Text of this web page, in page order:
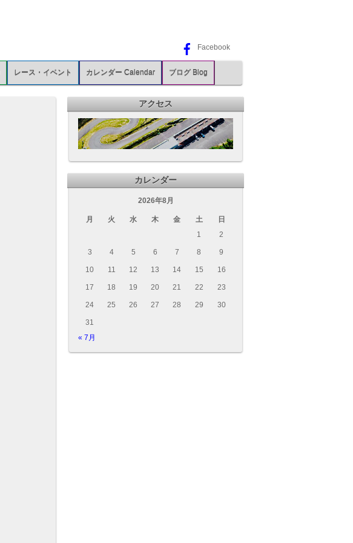
Facebook
レース・イベント カレンダー Calendar ブログ Blog
アクセス
カレンダー
2026年8月
月 火 水 木 金 土
日
1
2
3 4 5 6 7 8 9
10 11 12 13 14 15 16
17 18 19 20 21 22 23
24 25 26 27 28 29 30
31
« 7月